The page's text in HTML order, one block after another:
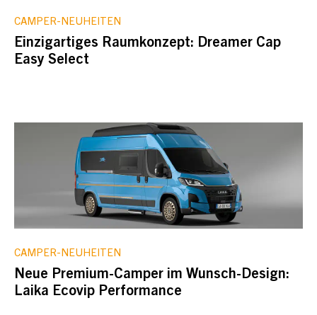
CAMPER-NEUHEITEN
Einzigartiges Raumkonzept: Dreamer Cap
Easy Select
CAMPER-NEUHEITEN
Neue Premium-Camper im Wunsch-Design:
Laika Ecovip Performance